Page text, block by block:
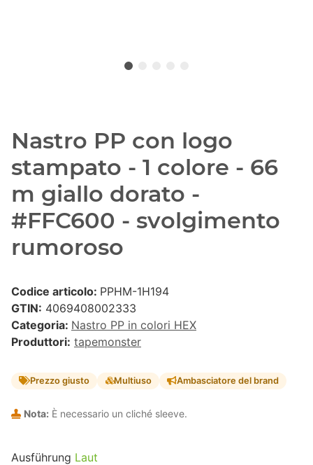
Nastro PP con logo
stampato - 1 colore - 66
m giallo dorato -
#FFC600 - svolgimento
rumoroso
Codice articolo: PPHM-1H194
GTIN: 4069408002333
Categoria: Nastro PP in colori HEX
Produttori: tapemonster
Prezzo giusto Multiuso Ambasciatore del brand
Nota: È necessario un cliché sleeve.
Ausführung Laut